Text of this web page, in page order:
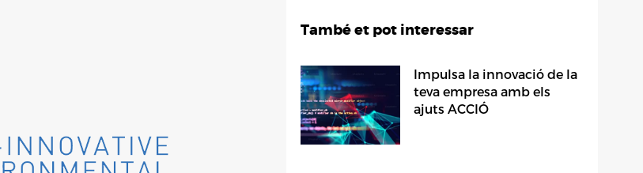
També et pot interessar
Impulsa la innovació de la
teva empresa amb els
ajuts ACCIÓ